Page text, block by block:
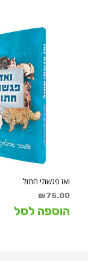
ואז פגשתי חתול
₪75.00
הוספה לסל